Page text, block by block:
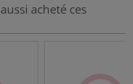
acheté ces